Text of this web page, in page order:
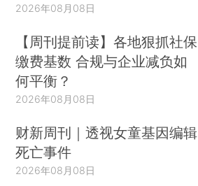
2026年08月08日
【周刊提前读】各地狠抓社保
缴费基数 合规与企业减负如
何平衡？
2026年08月08日
财新周刊｜透视女童基因编辑
死亡事件
2026年08月08日